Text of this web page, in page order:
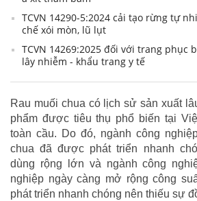
TCVN 14290-5:2024 cải tạo rừng tự
chế xói mòn, lũ lụt
TCVN 14269:2025 đối với trang phục
lây nhiễm - khẩu trang y tế
Rau muối chua có lịch sử sản xuất
phẩm được tiêu thụ phổ biến tại
toàn cầu. Do đó, ngành công
chua đã được phát triển nhanh
dùng rộng lớn và ngành công
nghiệp ngày càng mở rộng công
phát triển nhanh chóng nên thiếu sự